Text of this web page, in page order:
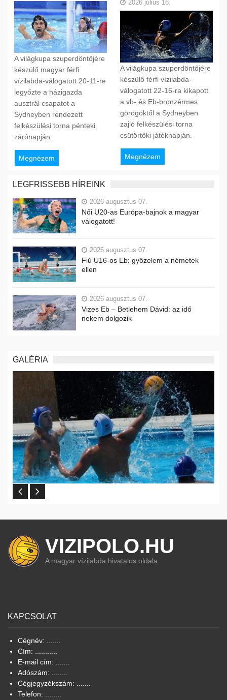
A világkupa szuperdöntőjére
készülő magyar férfi
vízilabda-válogatott 20-11-re
legyőzte a házigazda
ausztrál csapatot a
Sydneyben rendezett
felkészülési torna pénteki
zárónapján.
Megnézem
2026 július 16.
A világkupa szuperdöntőjére
készülő férfi vízilabda-
válogatott 22-16-ra kikapott
a vb- és Eb-bronzérmes
görögöktől a Sydneyben
zajló felkészülési torna
csütörtöki játéknapján.
Megnézem
LEGFRISSEBB HÍREINK
2026 augusztus 07.
Női U20-as Európa-bajnok a magyar
válogatott!
2026 augusztus 07.
Fiú U16-os Eb: győzelem a németek
ellen
2026 augusztus 07.
Vizes Eb – Betlehem Dávid: az idő
nekem dolgozik
GALÉRIA
VIZIPOLO.HU
A magyar vízilabda hivatalos oldala
KAPCSOLAT
Cégnév: .......
Cím: ...........
E-mail cím: .......
Adószám: ........
Cégjegyzékszám: .......
Telefon: ........